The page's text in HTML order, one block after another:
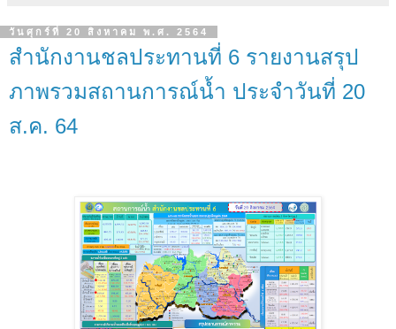
วันศุกร์ที่ 20 สิงหาคม พ.ศ. 2564
สำนักงานชลประทานที่ 6 รายงานสรุป
ภาพรวมสถานการณ์น้ำ ประจำวันที่ 20
ส.ค. 64